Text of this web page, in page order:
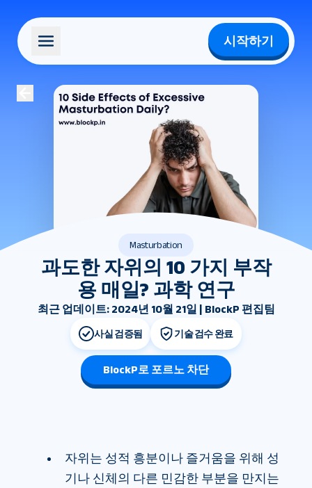
시작하기
Masturbation
과도한 자위의 10 가지 부작
용 매일? 과학 연구
최근 업데이트: 2024년 10월 21일 | BlockP 편집팀
사실 검증됨 기술 검수 완료
BlockP로 포르노 차단
자위는 성적 흥분이나 즐거움을 위해 성
기나 신체의 다른 민감한 부분을 만지는